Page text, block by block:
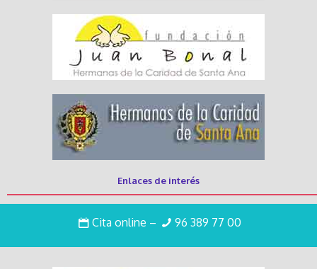
Cita online – 96 389 77 00
Enlaces de interés
Trabaja con nosotros